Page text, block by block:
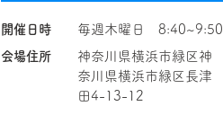
開催日時
毎週木曜日 8:40~9:50
会場住所
神奈川県横浜市緑区神
奈川県横浜市緑区長津
田4-13-12